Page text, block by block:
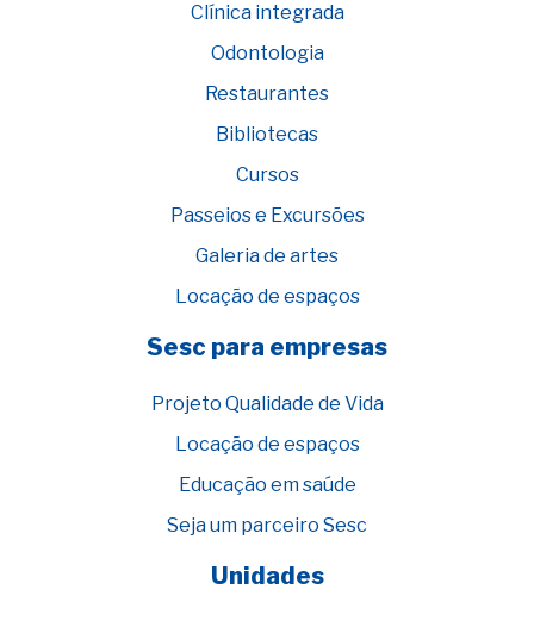
Clínica integrada
Odontologia
Restaurantes
Bibliotecas
Cursos
Passeios e Excursões
Galeria de artes
Locação de espaços
Sesc para empresas
Projeto Qualidade de Vida
Locação de espaços
Educação em saúde
Seja um parceiro Sesc
Unidades